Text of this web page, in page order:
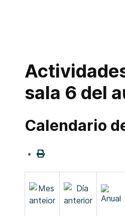
sala 6 del
Calendario